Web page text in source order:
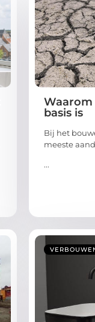
Waarom
basis is
Bij het
meeste
...